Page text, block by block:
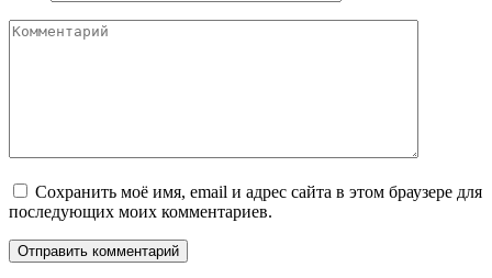
Сохранить моё имя, email и адрес сайта в этом браузере для
последующих моих комментариев.